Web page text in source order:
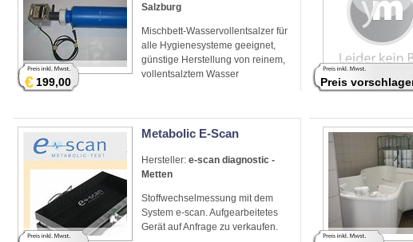
Salzburg
Mischbett-Wasservollentsalzer für
alle Hygienesysteme geeignet,
günstige Herstellung von reinem,
vollentsalztem Wasser
€199,00 Preis
Metabolic E-Scan
Hersteller: e-scan diagnostic -
Metten
Stoffwechselmessung mit dem
System e-scan. Aufgearbeitetes
Gerät auf Anfrage zu verkaufen.